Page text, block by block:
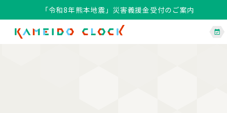
「令和8年熊本地震」災害義援金受付のご案内